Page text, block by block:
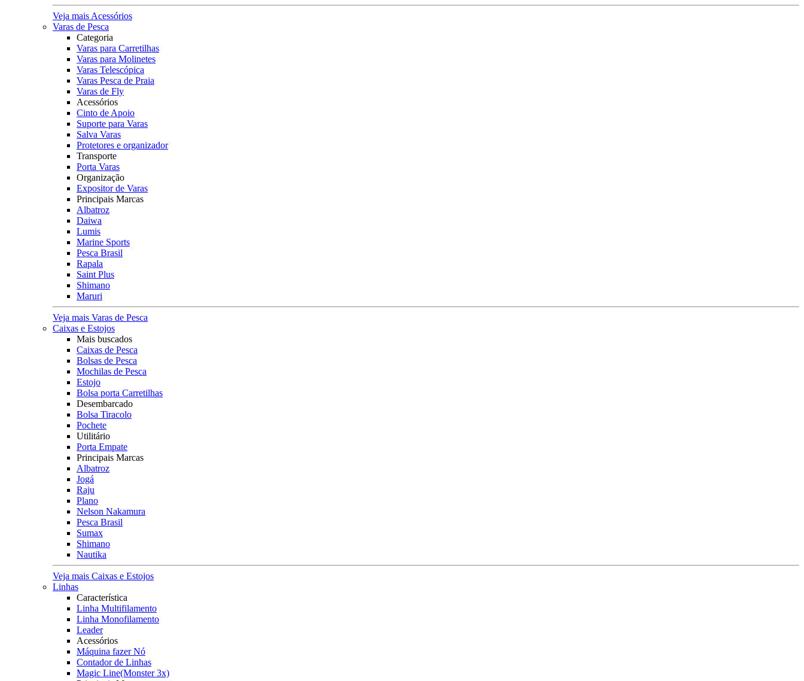
Veja mais Acessórios
Varas de Pesca
Categoria
Varas para Carretilhas
Varas para Molinetes
Varas Telescópica
Varas Pesca de Praia
Varas de Fly
Acessórios
Cinto de Apoio
Suporte para Varas
Salva Varas
Protetores e organizador
Transporte
Porta Varas
Organização
Expositor de Varas
Principais Marcas
Albatroz
Daiwa
Lumis
Marine Sports
Pesca Brasil
Rapala
Saint Plus
Shimano
Maruri
Veja mais Varas de Pesca
Caixas e Estojos
Mais buscados
Caixas de Pesca
Bolsas de Pesca
Mochilas de Pesca
Estojo
Bolsa porta Carretilhas
Desembarcado
Bolsa Tiracolo
Pochete
Utilitário
Porta Empate
Principais Marcas
Albatroz
Jogá
Raju
Plano
Nelson Nakamura
Pesca Brasil
Sumax
Shimano
Nautika
Veja mais Caixas e Estojos
Linhas
Característica
Linha Multifilamento
Linha Monofilamento
Leader
Acessórios
Máquina fazer Nó
Contador de Linhas
Magic Line(Monster 3x)